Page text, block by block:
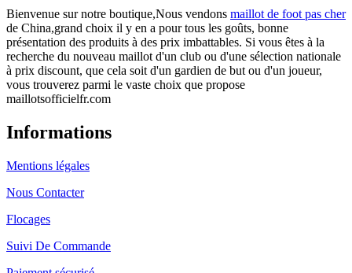
Bienvenue sur notre boutique,Nous vendons maillot de foot pas cher
de China,grand choix il y en a pour tous les goûts, bonne
présentation des produits à des prix imbattables. Si vous êtes à la
recherche du nouveau maillot d'un club ou d'une sélection nationale
à prix discount, que cela soit d'un gardien de but ou d'un joueur,
vous trouverez parmi le vaste choix que propose
maillotsofficielfr.com
Informations
Mentions légales
Nous Contacter
Flocages
Suivi De Commande